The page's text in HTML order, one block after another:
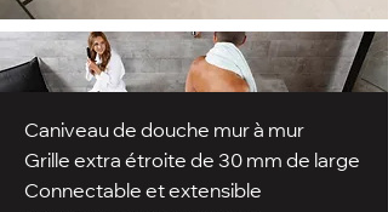
Caniveau de douche mur à mur
Grille extra étroite de 30 mm de large
Connectable et extensible